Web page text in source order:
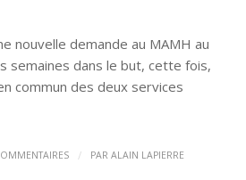
nouvelle demande au MAMH au
semaines dans le but, cette fois,
commun des deux services
/ PAR ALAIN LAPIERRE